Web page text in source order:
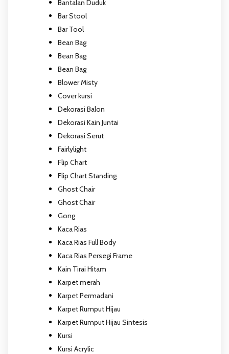
Bantalan Duduk
Bar Stool
Bar Tool
Bean Bag
Bean Bag
Bean Bag
Blower Misty
Cover kursi
Dekorasi Balon
Dekorasi Kain Juntai
Dekorasi Serut
Fairlylight
Flip Chart
Flip Chart Standing
Ghost Chair
Ghost Chair
Gong
Kaca Rias
Kaca Rias Full Body
Kaca Rias Persegi Frame
Kain Tirai Hitam
Karpet merah
Karpet Permadani
Karpet Rumput Hijau
Karpet Rumput Hijau Sintesis
Kursi
Kursi Acrylic